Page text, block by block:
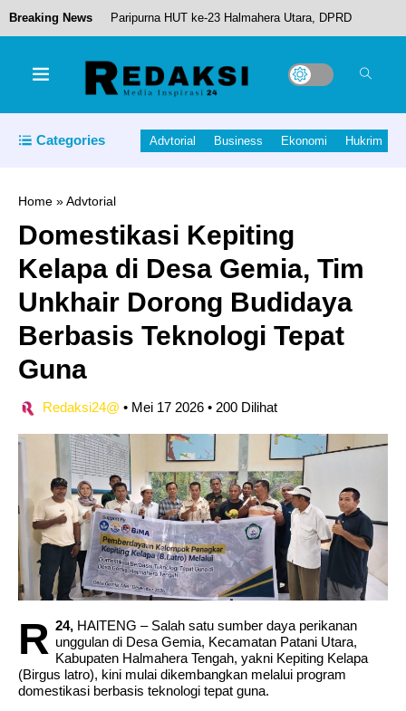
Breaking News Paripurna HUT ke-23 Halmahera Utara, DPRD
Lebih Maju
Kendalikan Inflasi Daerah, Bupati ikram AJak
Puluhan Emak-Emak Pedagang di Ternate
Mengamuk, Tolak Pemindahan Lapak
Israeli hostage freed by Hamas says ‘time is
harrowing conditions
Momen Haru Sarat Makna,Warnai Deklarasi
Damai Desa Kira dan Desa Duma
Categories Advtorial Business Ekonomi Hukrim
Home » Advtorial
Domestikasi Kepiting
Kelapa di Desa Gemia, Tim
Unkhair Dorong Budidaya
Berbasis Teknologi Tepat
Guna
Redaksi24@ • Mei 17 2026 • 200 Dilihat
R 24, HAlTENG – Salah satu sumber daya perikanan
unggulan di Desa Gemia, Kecamatan Patani Utara,
Kabupaten Halmahera Tengah, yakni Kepiting Kelapa
(Birgus latro), kini mulai dikembangkan melalui program
domestikasi berbasis teknologi tepat guna.